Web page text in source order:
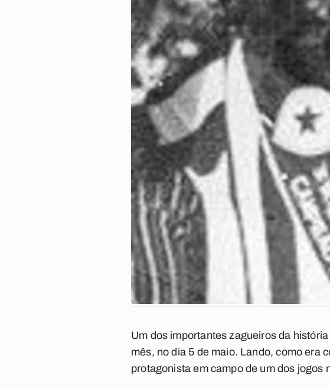
Um dos importantes zagueiros da
mês, no dia 5 de maio. Lando, como era
protagonista em campo de um dos